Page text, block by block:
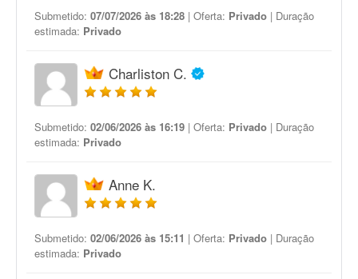
Submetido: 07/07/2026 às 18:28 | Oferta: Privado | Duração
estimada: Privado
Charliston C.
Submetido: 02/06/2026 às 16:19 | Oferta: Privado | Duração
estimada: Privado
Anne K.
Submetido: 02/06/2026 às 15:11 | Oferta: Privado | Duração
estimada: Privado